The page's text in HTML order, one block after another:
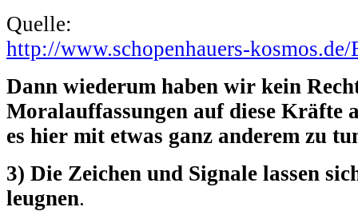
Quelle:
http://www.schopenhauers-kosmos.de/
Dann wiederum haben wir kein
Moralauffassungen auf diese Kräfte
es hier mit etwas ganz anderem zu
3) Die Zeichen und Signale lassen
leugnen.